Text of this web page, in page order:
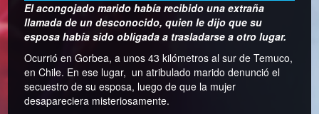
El acongojado marido había recibido una extraña
llamada de un desconocido, quien le dijo que su
esposa había sido obligada a trasladarse a otro lugar.
Ocurrió en Gorbea, a unos 43 kilómetros al sur de Temuco,
en Chile. En ese lugar, un atribulado marido denunció el
secuestro de su esposa, luego de que la mujer
desapareciera misteriosamente.